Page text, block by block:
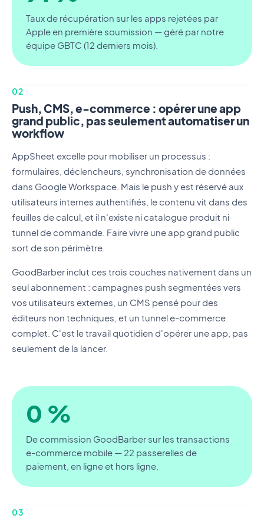
Taux de récupération sur les apps rejetées par
Apple en première soumission — géré par notre
équipe GBTC (12 derniers mois).
02
Push, CMS, e-commerce : opérer une app
grand public, pas seulement automatiser un
workflow
AppSheet excelle pour mobiliser un processus :
formulaires, déclencheurs, synchronisation de données
dans Google Workspace. Mais le push y est réservé aux
utilisateurs internes authentifiés, le contenu vit dans des
feuilles de calcul, et il n'existe ni catalogue produit ni
tunnel de commande. Faire vivre une app grand public
sort de son périmètre.
GoodBarber inclut ces trois couches nativement dans un
seul abonnement : campagnes push segmentées vers
vos utilisateurs externes, un CMS pensé pour des
éditeurs non techniques, et un tunnel e-commerce
complet. C'est le travail quotidien d'opérer une app, pas
seulement de la lancer.
0 %
De commission GoodBarber sur les transactions
e-commerce mobile — 22 passerelles de
paiement, en ligne et hors ligne.
03